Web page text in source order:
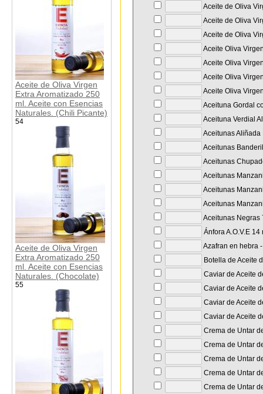
Aceite de Oliva Virgen
Extra Aromatizado 250
ml. Aceite con Esencias
Naturales. (Chili Picante)
54
Aceite de Oliva Virgen
Extra Aromatizado 250
ml. Aceite con Esencias
Naturales. (Chocolate)
55
Aceite de Oliva
Aceite de Oliva
Aceite de Oliva
Aceite Oliva
Aceite Oliva
Aceite Oliva
Aceite Oliva
Aceituna Gordal
Aceituna Verdial
Aceitunas Aliñada
Aceitunas
Aceitunas
Aceitunas
Aceitunas
Aceitunas
Aceitunas Negras
Ánfora A.O.V.E
Azafran en hebra
Botella de Aceite
Caviar de Aceite
Caviar de Aceite
Caviar de Aceite
Caviar de Aceite
Crema de Untar
Crema de Untar
Crema de Untar
Crema de Untar
Crema de Untar